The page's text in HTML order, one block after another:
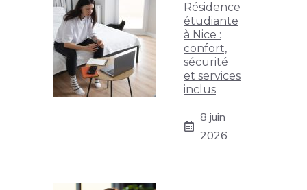
Résidence
étudiante
à Nice :
confort,
sécurité
et services
inclus
8 juin
2026